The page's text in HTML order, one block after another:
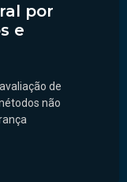
por
e
de
não